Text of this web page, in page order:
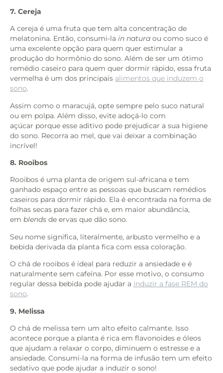
7. Cereja
A cereja é uma fruta que tem alta concentração de
melatonina. Então, consumi-la in natura ou como suco é
uma excelente opção para quem quer estimular a
produção do hormônio do sono. Além de ser um ótimo
remédio caseiro para quem quer dormir rápido, essa fruta
vermelha é um dos principais alimentos que induzem o
sono.
Assim como o maracujá, opte sempre pelo suco natural
ou em polpa. Além disso, evite adoçá-lo com
açúcar porque esse aditivo pode prejudicar a sua higiene
do sono. Recorra ao mel, que vai deixar a combinação
incrível!
8. Rooibos
Rooibos é uma planta de origem sul-africana e tem
ganhado espaço entre as pessoas que buscam remédios
caseiros para dormir rápido. Ela é encontrada na forma de
folhas secas para fazer chá e, em maior abundância,
em blends de ervas que dão sono.
Seu nome significa, literalmente, arbusto vermelho e a
bebida derivada da planta fica com essa coloração.
O chá de rooibos é ideal para reduzir a ansiedade e é
naturalmente sem cafeína. Por esse motivo, o consumo
regular dessa bebida pode ajudar a induzir a fase REM do
sono.
9. Melissa
O chá de melissa tem um alto efeito calmante. Isso
acontece porque a planta é rica em flavonoides e óleos
que ajudam a relaxar o corpo, diminuem o estresse e a
ansiedade. Consumi-la na forma de infusão tem um efeito
sedativo que pode ajudar a induzir o sono!